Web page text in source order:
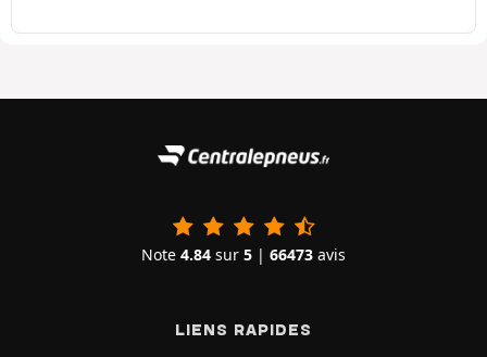
Note 4.84 sur 5 | 66473 avis
LIENS RAPIDES